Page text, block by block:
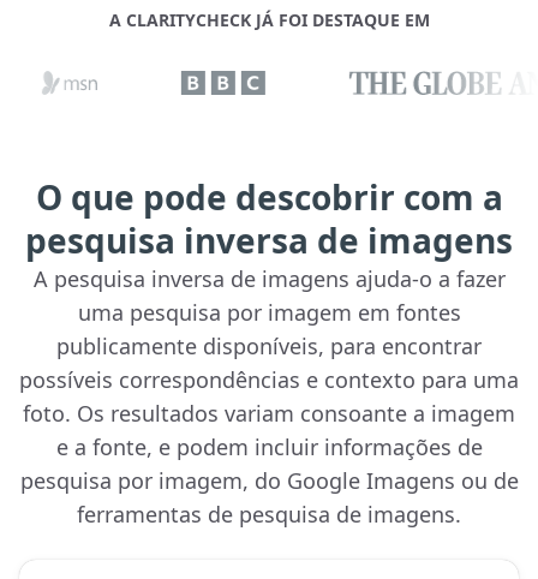
A CLARITYCHECK JÁ FOI DESTAQUE EM
O que pode descobrir com a
pesquisa inversa de imagens
A pesquisa inversa de imagens ajuda-o a fazer
uma pesquisa por imagem em fontes
publicamente disponíveis, para encontrar
possíveis correspondências e contexto para uma
foto. Os resultados variam consoante a imagem
e a fonte, e podem incluir informações de
pesquisa por imagem, do Google Imagens ou de
ferramentas de pesquisa de imagens.